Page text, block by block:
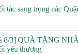
tác sang trọng các
8/3] QUÀ TẶNG
yêu thương